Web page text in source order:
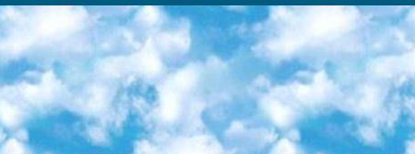
образовательных учреждениях. Научно-практический центр навыков и международной оценки (Д.Давидова), Республика образовательный центр (Худайкулов Ш.) итоговый государственный аттестационный экзамен ориентирован на творческое и логическое мышление при подготовке базы материалов учитывать введение заданий. 5. Следует отметить, что: сертификат государственного образца о знании общеобразовательного предмета и как минимум национальный уровень B1 по предметам на иностранных языках, указанным в Приложении 2. или международно признанный сертификат эквивалентного уровня студенты, изучающие определенный предмет, освобождаются от экзамена; по соответствующим предметам запланирована итоговая государственная аттестация за день до дня, путем жеребьевки Рабочей группой (в письменной форме по предметам, проводимым в форме) из числа сформированных вариантов выбрано 2 варианта; 2 выбранных варианта экзамена анонсированы на официальном сайте министерства и все выпускники по всей стране на основе этих вариантов проводит итоговую государственную аттестацию. 6. Государственное образование учащихся средних общеобразовательных учреждений. знания в соответствии с квалификационными требованиями, которые необходимо приобрести на основании стандартов итоговый (выпускной) контроль для 9 и 11 классов в целях тестирования Экзамены (далее – экзамены) состоят из предметов, перечисленных в приложении 1. будет сделано. 7. Экзамены пройдут с 26 мая по 15 июня 2024 г. (кроме науки физического воспитания). 8. Физическая для учащихся 9 классов общесредних образовательных учреждений. Экзамены по предмету «Образование, квалификация медицина» 1-6 мая 2024 года. сотрудники перевести под присмотр (с отклонениями в физическом или умственном развитии) специализированная школа для детей, школы-интернаты и со сколиозом школы-интернаты санаторного типа для больных детей исключены). 9. Он был слепым, слабовидящим и имел нарушения опорно-двигательного аппарата. экзамены в специализированных школах и интернатах для детей должны проводиться исходя из требований, предъявляемых к общеобразовательным учреждениям (физкультура кроме науки). 10. Специализированная школа для глухих и слабослышащих детей. и экзамены в интернатах и быть реализован в виде письменного теста по математике. 11. Специальность для умственно отсталых детей. Для 9 класса Родной язык и литературное письмо Государственный язык (язык обучения – узбекский). для неклассов) написано Математическое письмо Письменная/устная история Узбекистана Физическое воспитание практично Итоговый контроль Для 11 класса Написание родного языка и литературы (эссе) Математическое письмо Узбекский язык (обучение на узбекском языке) не посещающее общее среднее образование для учреждений)/Образовательное учреждение выбор письменный и устный Иностранный язык письменный/устный Письменная/устная история Узбекистана *По выбору студента:  Химия  Физика  Основы государственного права  География 10 бесплатных образовательных ресурсов - Мы составили подборку онлайн-проектов с интерактивными упражнениями, видеолекциями и статьями. Они помогут вам обрести новые и освежить старые знания бесплатно. 1. «ИНТУИТ» Старейшая образовательная площадка Рунета. Здесь вы найдёте сотни текстовых и видеокурсов на десятки различных тем — от программирования до психологии. Многие курсы подготовлены российскими университетами и крупными международными компаниями вроде Intel и Microsoft. Самостоятельное обучение бесплатное, но желающие могут оплатить услуги персональных наставников. 2. «Смартия» знакомит с актуальными профессиями и подсказывает, как им обучаться. Выбрав заинтересовавшую вас специальность — SMM-специалист, фотограф, веб-дизайнер или другую, — увидите список необходимых для неё умений. Чтобы вы могли освоить их самостоятельно, для каждого умения площадка отображает подборку ссылок на учебные материалы. Хотя «Смартия» ориентируется на русскоязычную аудиторию, часть контента всё же доступна только на английском. 3. «Лекторий Физтеха» Проект Московского физико-технического института (Физтеха). С его помощью вы можете смотреть онлайн серии лекций, записанные на видео в этом вузе. В числе доступных предметов — физика, биология, химия, информационные технологии и другие. К некоторым лекциям администрация ресурса прилагает готовые конспекты, которые можно скачивать в PDF-формате. 4. ITMOcourses Онлайн-площадка Санкт-Петербургского национального исследовательского университета информационных технологий, механики и оптики (ИТМО). Ресурс предоставляет свободный доступ к курсам, разработанным в этом вузе. Каталог материалов разбит на четыре категории: «Оптические системы и технологии»,